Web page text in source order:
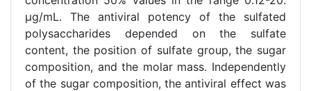
μg/mL. The antiviral potency of the sulfated
polysaccharides depended on the sulfate
content, the position of sulfate group, the sugar
composition, and the molar mass. Independently
of the sugar composition, the antiviral effect was